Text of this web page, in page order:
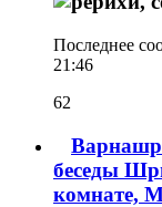
Последнее
21:46
62
беседы
комнате,